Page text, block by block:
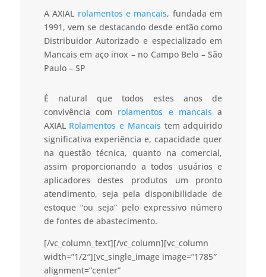
A AXIAL rolamentos e mancais, fundada em
1991, vem se destacando desde então como
Distribuidor Autorizado e especializado em
Mancais em aço inox – no Campo Belo – São
Paulo – SP
É natural que todos estes anos de
convivência com rolamentos e mancais a
AXIAL Rolamentos e Mancais tem adquirido
significativa experiência e, capacidade quer
na questão técnica, quanto na comercial,
assim proporcionando a todos usuários e
aplicadores destes produtos um pronto
atendimento, seja pela disponibilidade de
estoque “ou seja” pelo expressivo número
de fontes de abastecimento.
[/vc_column_text][/vc_column][vc_column
width=”1/2″][vc_single_image image=”1785″
alignment=”center”